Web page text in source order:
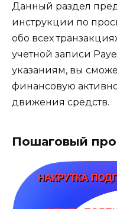
Данный раздел
инструкции по
обо всех
учетной записи
указаниям, вы
финансовую
движения средств.
Пошаговый